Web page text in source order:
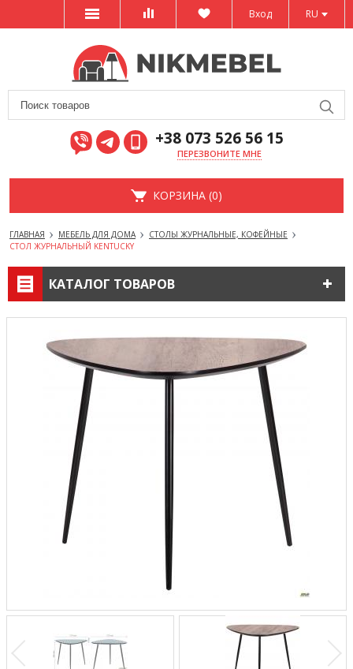
RU
Вход
+38 073 526 56 15
ПЕРЕЗВОНИТЕ МНЕ
КОРЗИНА (0)
ГЛАВНАЯ МЕБЕЛЬ ДЛЯ ДОМА
СТОЛЫ ЖУРНАЛЬНЫЕ, КОФЕЙНЫЕ
СТОЛ ЖУРНАЛЬНЫЙ KENTUCKY
КАТАЛОГ ТОВАРОВ